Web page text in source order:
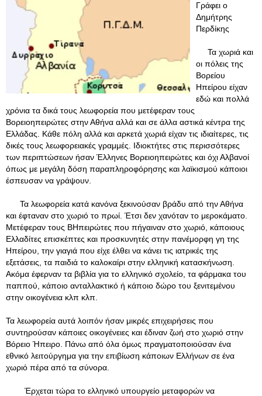
Γράφει ο
Δημήτρης
Περδίκης
Τα χωριά και
οι πόλεις της
Βορείου
Ηπείρου είχαν
εδώ και πολλά
χρόνια τα δικά τους λεωφορεία που μετέφεραν τους
Βορειοηπειρώτες στην Αθήνα αλλά και σε άλλα αστικά κέντρα της
Ελλάδας. Κάθε πόλη αλλά και αρκετά χωριά είχαν τις ιδιαίτερες, τις
δικές τους λεωφορειακές γραμμές. Ιδιοκτήτες στις περισσότερες
των περιπτώσεων ήσαν Έλληνες Βορειοηπειρώτες και όχι Αλβανοί
όπως με μεγάλη δόση παραπληροφόρησης και λαϊκισμού κάποιοι
έσπευσαν να γράψουν.
Τα λεωφορεία κατά κανόνα ξεκινούσαν βράδυ από την Αθήνα
και έφταναν στο χωριό το πρωί. Έτσι δεν χανόταν το μεροκάματο.
Μετέφεραν τους ΒΗπειρώτες που πήγαιναν στο χωριό, κάποιους
Ελλαδίτες επισκέπτες και προσκυνητές στην πανέμορφη γη της
Ηπείρου, την γιαγιά που είχε έλθει να κάνει τις ιατρικές της
εξετάσεις, τα παιδιά το καλοκαίρι στην ελληνική κατασκήνωση.
Ακόμα έφερναν τα βιβλία για το ελληνικό σχολείο, τα φάρμακα του
παππού, κάποιο ανταλλακτικό ή κάποιο δώρο του ξενιτεμένου
στην οικογένεια κλπ κλπ.
Τα λεωφορεία αυτά λοιπόν ήσαν μικρές επιχειρήσεις που
συντηρούσαν κάποιες οικογένειες και έδιναν ζωή στο χωριό στην
Βόρειο Ήπειρο. Πάνω από όλα όμως πραγματοποιούσαν ένα
εθνικό λειτούργημα για την επιβίωση κάποιων Ελλήνων σε ένα
χωριό πέρα από τα σύνορα.
Έρχεται τώρα το ελληνικό υπουργείο μεταφορών να